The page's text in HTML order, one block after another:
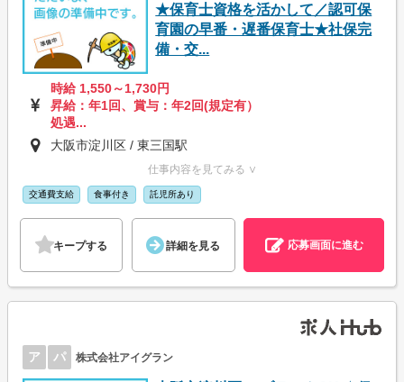
★保育士資格を活かして／認可保
育園の早番・遅番保育士★社保完
備・交...
時給 1,550～1,730円
昇給：年1回、賞与：年2回(規定有）
処遇...
大阪市淀川区 / 東三国駅
仕事内容を見てみる ∨
交通費支給 食事付き 託児所あり
キープする 詳細を見る 応募画面に進む
ア パ 株式会社アイグラン